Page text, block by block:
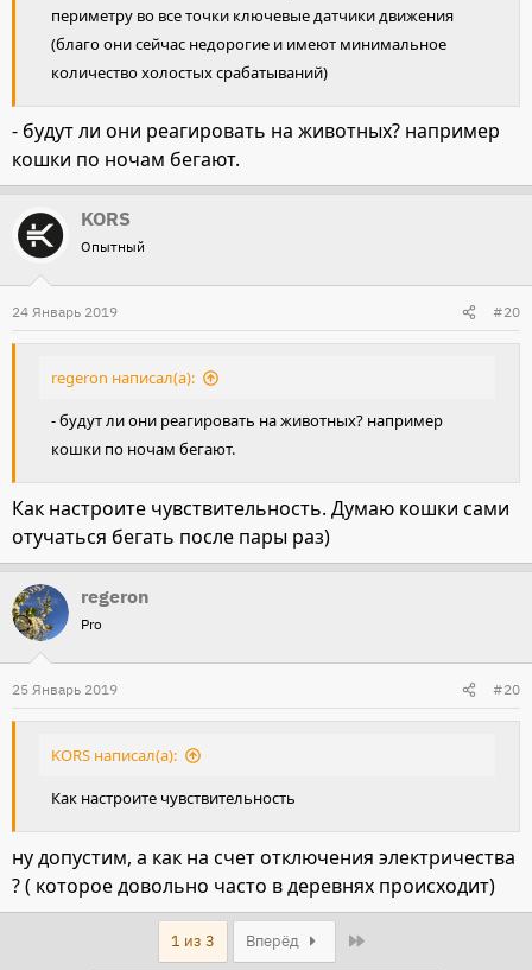
периметру во все точки ключевые датчики движения
(благо они сейчас недорогие и имеют минимальное
количество холостых срабатываний)
- будут ли они реагировать на животных? например
кошки по ночам бегают.
KORS
Опытный
24 Январь 2019 #20
regeron написал(а):
- будут ли они реагировать на животных? например
кошки по ночам бегают.
Как настроите чувствительность. Думаю кошки сами
отучаться бегать после пары раз)
regeron
Pro
25 Январь 2019 #20
KORS написал(а):
Как настроите чувствительность
ну допустим, а как на счет отключения электричества
? ( которое довольно часто в деревнях происходит)
1 из 3 Вперёд